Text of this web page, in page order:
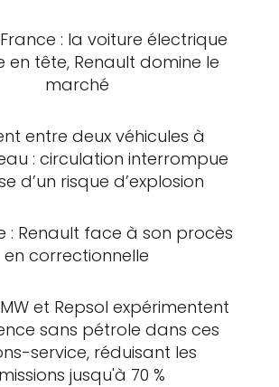
: la voiture électrique
en tête, Renault domine le
marché
entre deux véhicules à
: circulation interrompue
d’un risque d’explosion
: Renault face à son procès
en correctionnelle
et Repsol expérimentent
sans pétrole dans ces
service, réduisant les
jusqu'à 70 %